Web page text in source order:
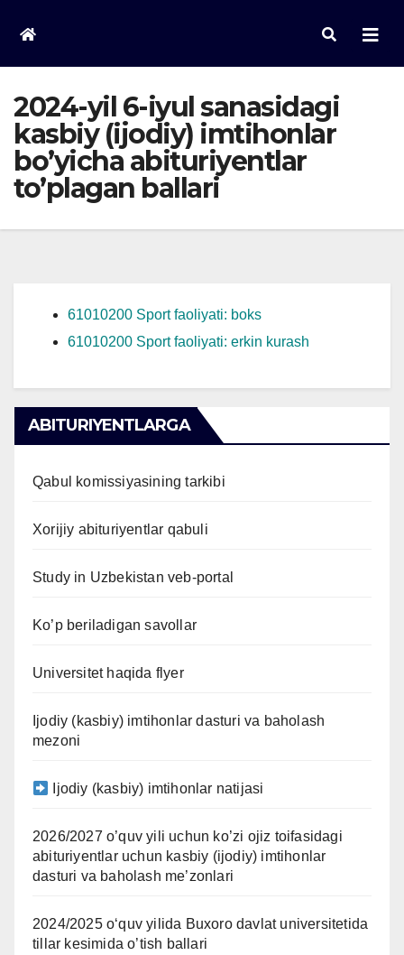
content
2024-yil 6-iyul sanasidagi
kasbiy (ijodiy) imtihonlar
bo’yicha abituriyentlar
to’plagan ballari
61010200 Sport faoliyati: boks
61010200 Sport faoliyati: erkin kurash
ABITURIYENTLARGA
Qabul komissiyasining tarkibi
Xorijiy abituriyentlar qabuli
Study in Uzbekistan veb-portal
Ko’p beriladigan savollar
Universitet haqida flyer
Ijodiy (kasbiy) imtihonlar dasturi va baholash
mezoni
Ijodiy (kasbiy) imtihonlar natijasi
2026/2027 o’quv yili uchun ko’zi ojiz toifasidagi
abituriyentlar uchun kasbiy (ijodiy) imtihonlar
dasturi va baholash me’zonlari
2024/2025 oʻquv yilida Buxoro davlat universitetida
tillar kesimida o’tish ballari